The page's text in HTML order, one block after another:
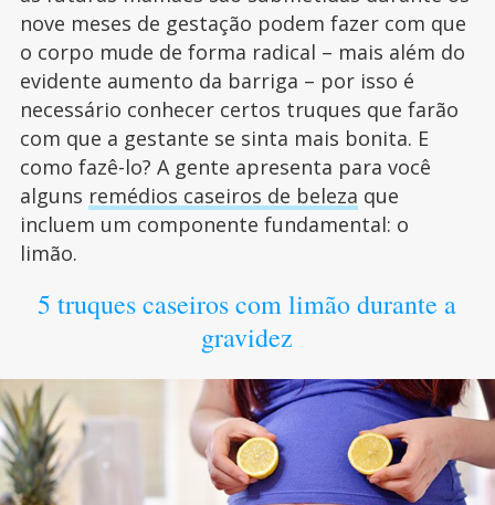
nove meses de gestação podem fazer com que
o corpo mude de forma radical – mais além do
evidente aumento da barriga – por isso é
necessário conhecer certos truques que farão
com que a gestante se sinta mais bonita. E
como fazê-lo? A gente apresenta para você
alguns remédios caseiros de beleza que
incluem um componente fundamental: o
limão.
5 truques caseiros com limão durante a
gravidez